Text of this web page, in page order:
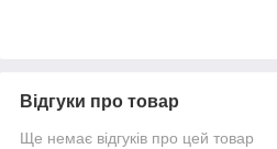
Відгуки про товар
Ще немає відгуків про цей товар